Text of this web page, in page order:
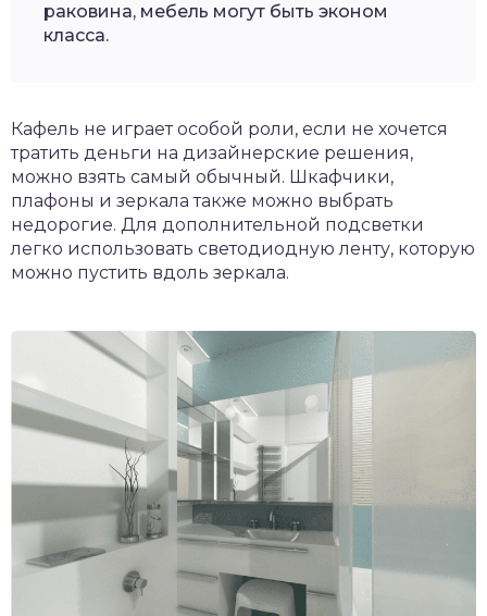
раковина, мебель могут быть эконом
класса.
Кафель не играет особой роли, если не хочется
тратить деньги на дизайнерские решения,
можно взять самый обычный. Шкафчики,
плафоны и зеркала также можно выбрать
недорогие. Для дополнительной подсветки
легко использовать светодиодную ленту, которую
можно пустить вдоль зеркала.